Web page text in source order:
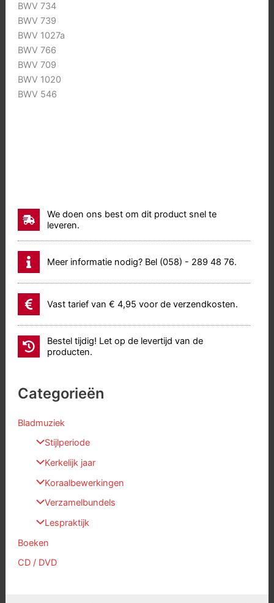
We doen ons best om dit product snel te
leveren.
Meer informatie nodig? Bel (058) - 289 48 76.
Vast tarief van € 4,95 voor de verzendkosten.
Bestel tijdig! Let op de levertijd van de
producten.
Categorieën
Bladmuziek
Stijlperiode
Kerkelijk jaar
Koraalbewerkingen
Verzamelbundels
Lespraktijk
Boeken
CD / DVD
BWV 734
BWV 739
BWV 1027a
BWV 766
BWV 709
BWV 1020
BWV 546